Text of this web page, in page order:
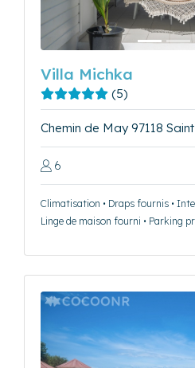
Villa Michka
(5)
Chemin de May 97118
6
Climatisation • Draps fournis •
Linge de maison fourni • Parking